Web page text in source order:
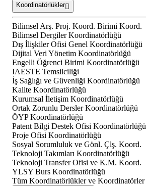
Koordinatörlükler
Bilimsel Arş. Proj. Koord. Birimi Koord.
Bilimsel Dergiler Koordinatörlüğü
Dış İlişkiler Ofisi Genel Koordinatörlüğü
Dijital Veri Yönetim Koordinatörlüğü
Engelli Öğrenci Birimi Koordinatörlüğü
IAESTE Temsilciliği
İş Sağlığı ve Güvenliği Koordinatörlüğü
Kalite Koordinatörlüğü
Kurumsal İletişim Koordinatörlüğü
Ortak Zorunlu Dersler Koordinatörlüğü
ÖYP Koordinatörlüğü
Patent Bilgi Destek Ofisi Koordinatörlüğü
Proje Ofisi Koordinatörlüğü
Sosyal Sorumluluk ve Gönl. Çlş. Koord.
Teknoloji Takımları Koordinatörlüğü
Teknoloji Transfer Ofisi ve K.M. Koord.
YLSY Burs Koordinatörlüğü
Tüm Koordinatörlükler ve Koordinatörler